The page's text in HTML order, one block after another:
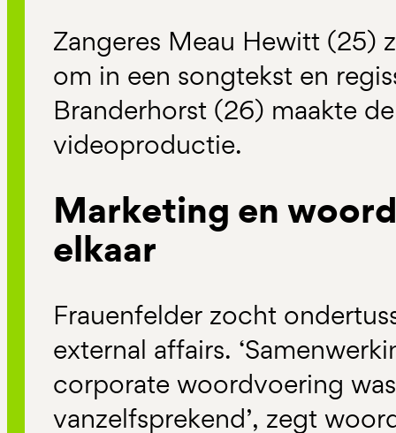
Zangeres Meau Hewitt (25)
om in een songtekst en
Branderhorst (26) maakte
videoproductie.
Marketing en
elkaar
Frauenfelder zocht
external affairs.
corporate woordvoering
vanzelfsprekend’, zegt